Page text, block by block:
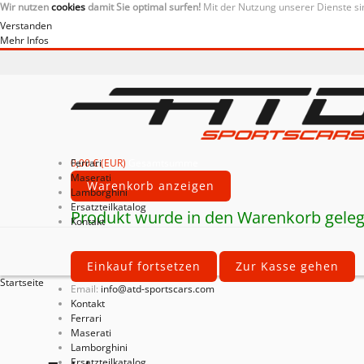
Wir nutzencookiesdamit Sie optimal surfen! Mit der Nutzung unserer Dienste
Verstanden
Mehr Infos
0,00 € (EUR)
Warenkorb anzeigen
Produkt wurde in den Warenkorb
Einkauf fortsetzen Zur Kasse gehen
Email: info@atd-sportscars.com
Kontakt
Ferrari
Maserati
Lamborghini
Ferrari
Maserati
Lamborghini
Ersatzteilkatalog
Kontakt
Startseite